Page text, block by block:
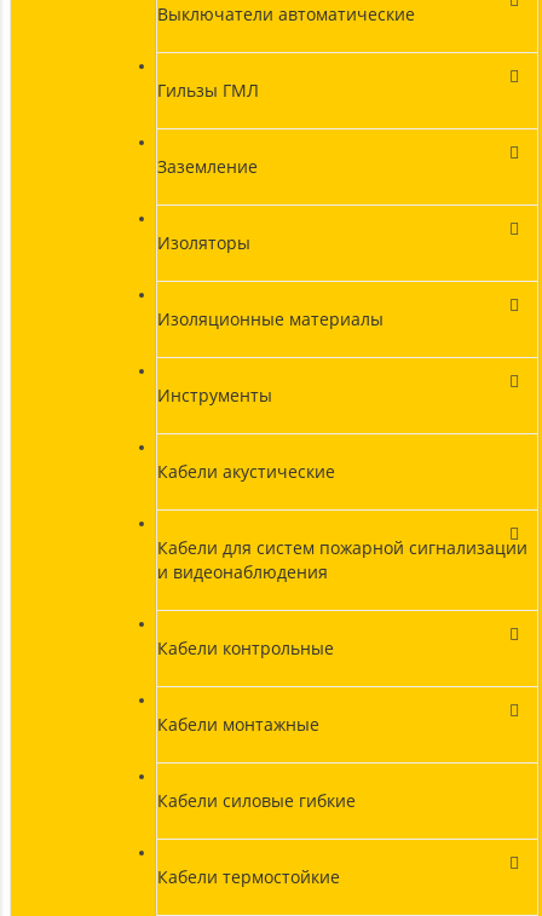
Выключатели автоматические
Гильзы ГМЛ
Заземление
Изоляторы
Изоляционные материалы
Инструменты
Кабели акустические
Кабели для систем пожарной сигнализации
и видеонаблюдения
Кабели контрольные
Кабели монтажные
Кабели силовые гибкие
Кабели термостойкие